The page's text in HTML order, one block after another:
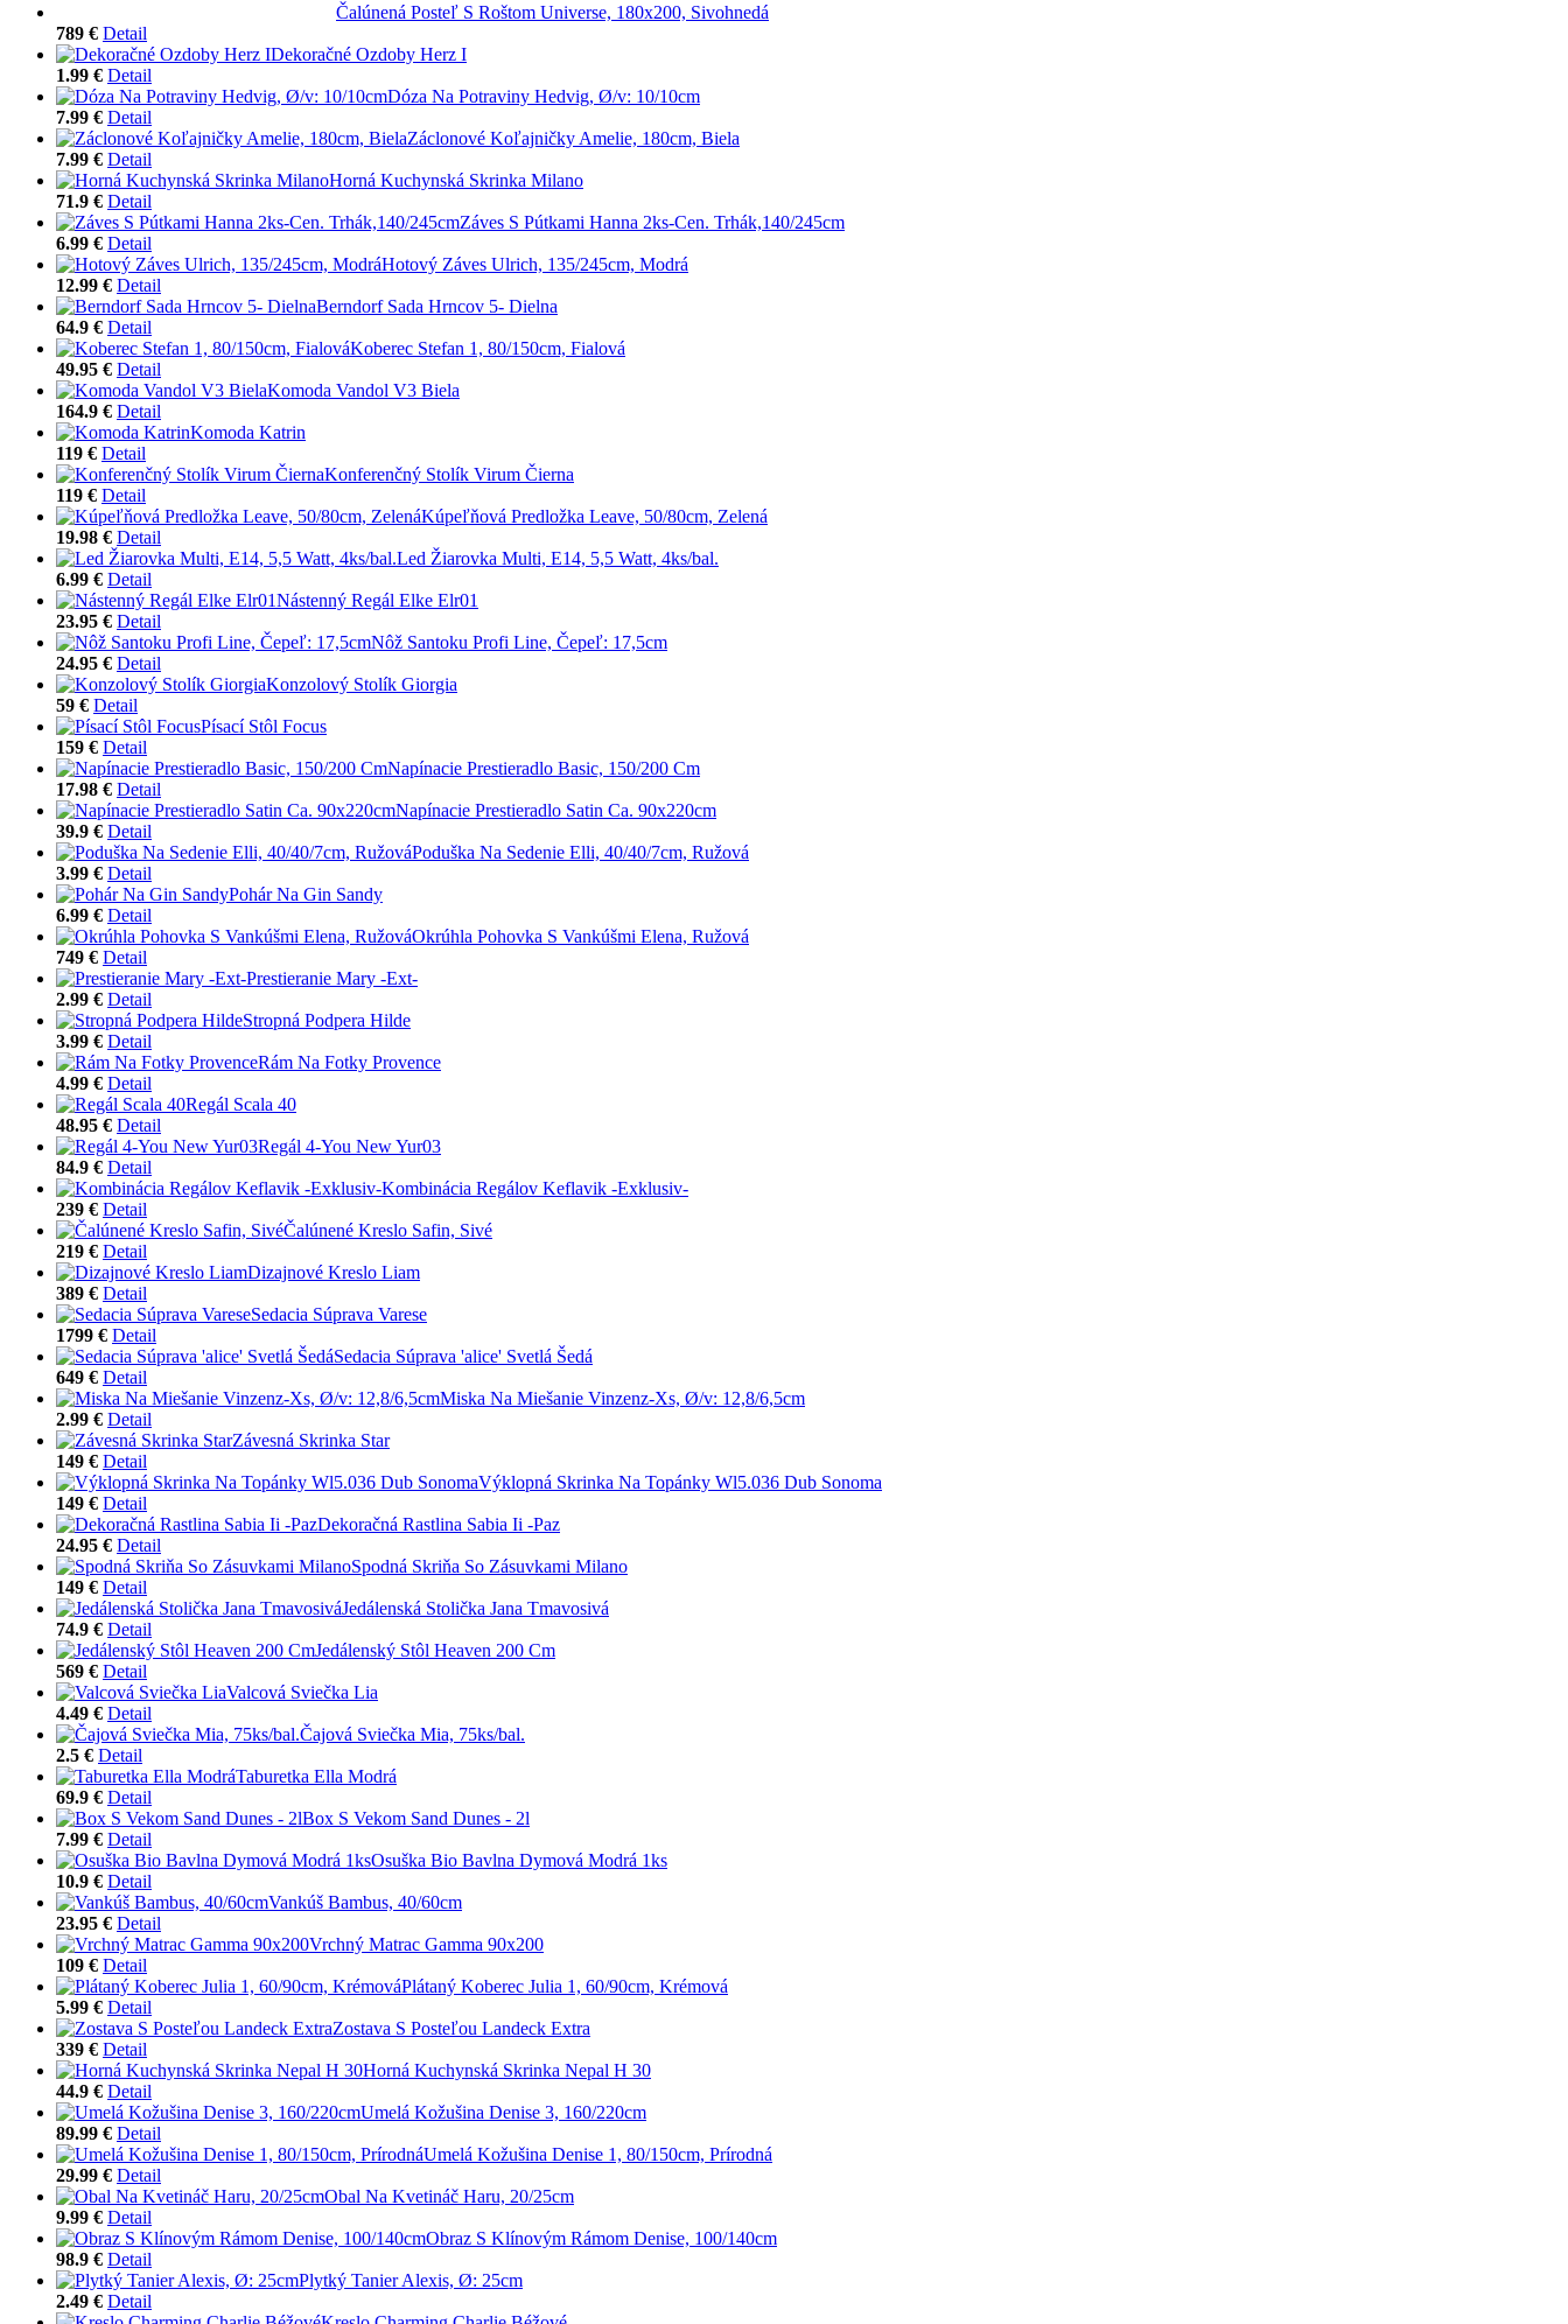
Čalúnená Posteľ S Roštom Universe, 180x200, Sivohnedá
789 € Detail
Dekoračné Ozdoby Herz I
1.99 € Detail
Dóza Na Potraviny Hedvig, Ø/v: 10/10cm
7.99 € Detail
Záclonové Koľajničky Amelie, 180cm, Biela
7.99 € Detail
Horná Kuchynská Skrinka Milano
71.9 € Detail
Záves S Pútkami Hanna 2ks-Cen. Trhák,140/245cm
6.99 € Detail
Hotový Záves Ulrich, 135/245cm, Modrá
12.99 € Detail
Berndorf Sada Hrncov 5- Dielna
64.9 € Detail
Koberec Stefan 1, 80/150cm, Fialová
49.95 € Detail
Komoda Vandol V3 Biela
164.9 € Detail
Komoda Katrin
119 € Detail
Konferenčný Stolík Virum Čierna
119 € Detail
Kúpeľňová Predložka Leave, 50/80cm, Zelená
19.98 € Detail
Led Žiarovka Multi, E14, 5,5 Watt, 4ks/bal.
6.99 € Detail
Nástenný Regál Elke Elr01
23.95 € Detail
Nôž Santoku Profi Line, Čepeľ: 17,5cm
24.95 € Detail
Konzolový Stolík Giorgia
59 € Detail
Písací Stôl Focus
159 € Detail
Napínacie Prestieradlo Basic, 150/200 Cm
17.98 € Detail
Napínacie Prestieradlo Satin Ca. 90x220cm
39.9 € Detail
Poduška Na Sedenie Elli, 40/40/7cm, Ružová
3.99 € Detail
Pohár Na Gin Sandy
6.99 € Detail
Okrúhla Pohovka S Vankúšmi Elena, Ružová
749 € Detail
Prestieranie Mary -Ext-
2.99 € Detail
Stropná Podpera Hilde
3.99 € Detail
Rám Na Fotky Provence
4.99 € Detail
Regál Scala 40
48.95 € Detail
Regál 4-You New Yur03
84.9 € Detail
Kombinácia Regálov Keflavik -Exklusiv-
239 € Detail
Čalúnené Kreslo Safin, Sivé
219 € Detail
Dizajnové Kreslo Liam
389 € Detail
Sedacia Súprava Varese
1799 € Detail
Sedacia Súprava 'alice' Svetlá Šedá
649 € Detail
Miska Na Miešanie Vinzenz-Xs, Ø/v: 12,8/6,5cm
2.99 € Detail
Závesná Skrinka Star
149 € Detail
Výklopná Skrinka Na Topánky Wl5.036 Dub Sonoma
149 € Detail
Dekoračná Rastlina Sabia Ii -Paz
24.95 € Detail
Spodná Skriňa So Zásuvkami Milano
149 € Detail
Jedálenská Stolička Jana Tmavosivá
74.9 € Detail
Jedálenský Stôl Heaven 200 Cm
569 € Detail
Valcová Sviečka Lia
4.49 € Detail
Čajová Sviečka Mia, 75ks/bal.
2.5 € Detail
Taburetka Ella Modrá
69.9 € Detail
Box S Vekom Sand Dunes - 2l
7.99 € Detail
Osuška Bio Bavlna Dymová Modrá 1ks
10.9 € Detail
Vankúš Bambus, 40/60cm
23.95 € Detail
Vrchný Matrac Gamma 90x200
109 € Detail
Plátaný Koberec Julia 1, 60/90cm, Krémová
5.99 € Detail
Zostava S Posteľou Landeck Extra
339 € Detail
Horná Kuchynská Skrinka Nepal H 30
44.9 € Detail
Umelá Kožušina Denise 3, 160/220cm
89.99 € Detail
Umelá Kožušina Denise 1, 80/150cm, Prírodná
29.99 € Detail
Obal Na Kvetináč Haru, 20/25cm
9.99 € Detail
Obraz S Klínovým Rámom Denise, 100/140cm
98.9 € Detail
Plytký Tanier Alexis, Ø: 25cm
2.49 € Detail